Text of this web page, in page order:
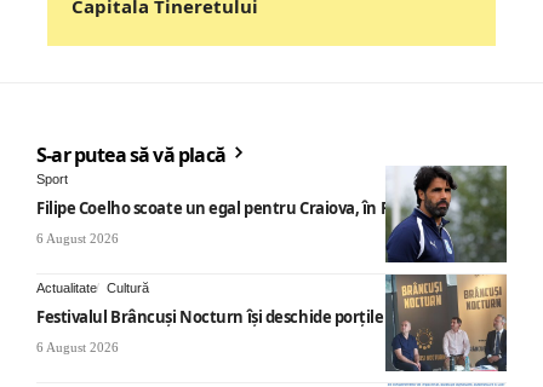
Capitala Tineretului
S-ar putea să vă placă
Sport
Filipe Coelho scoate un egal pentru Craiova, în Finlanda
6 August 2026
Actualitate Cultură
Festivalul Brâncuși Nocturn își deschide porțile la Târgu Jiu
6 August 2026